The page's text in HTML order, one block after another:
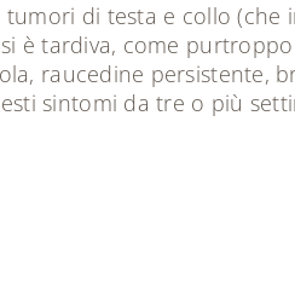
di testa e collo
è tardiva, come
raucedine persistente,
sintomi da tre o più